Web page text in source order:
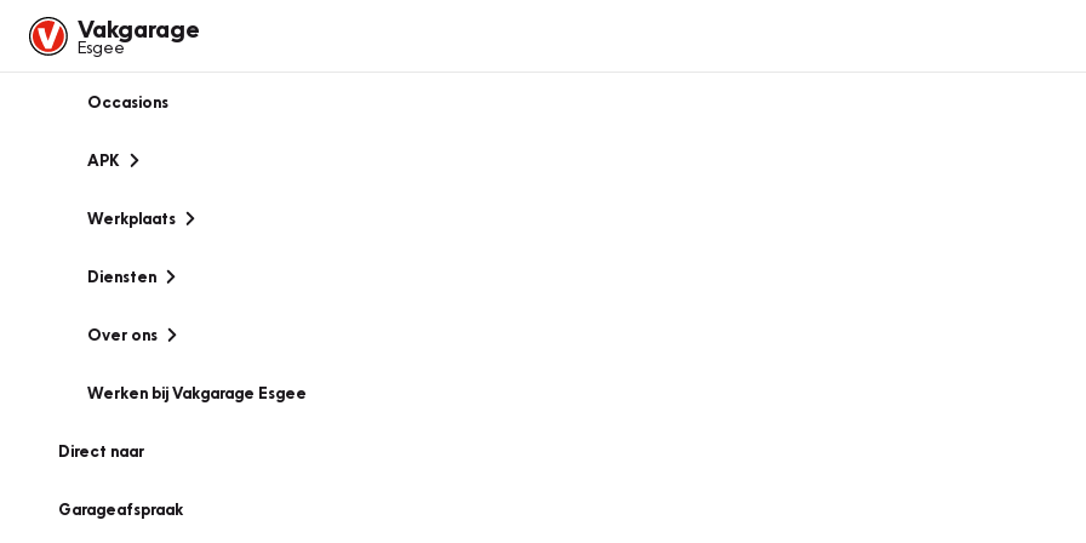
Vakgarage
Esgee
Occasions
APK
Werkplaats
Diensten
Over ons
Werken bij Vakgarage Esgee
Direct naar
Garageafspraak